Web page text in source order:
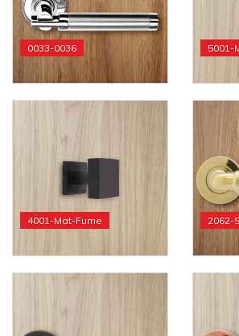
0033-0036 5001-
4001-Mat-Fume 2062-